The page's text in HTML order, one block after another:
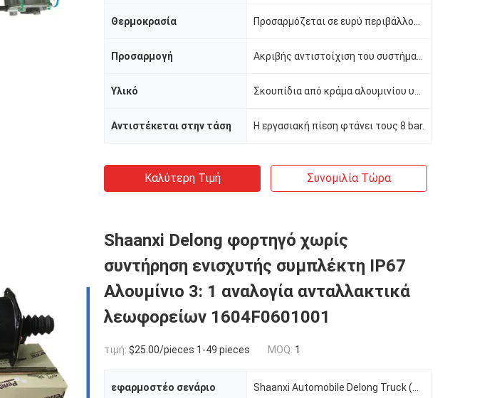
Θερμοκρασία
Προσαρμογή
Υλικό
Αντιστέκεται στην τάση Η εργασιακή πίεση φτάνει τους 8 bar.
Καλύτερη Τιμή Συνομιλία Τώρα
Shaanxi Delong φορτηγό χωρίς
συντήρηση ενισχυτής συμπλέκτη IP67
Αλουμίνιο 3: 1 αναλογία ανταλλακτικά
λεωφορείων 1604F0601001
τιμή: $25.00/pieces 1-49 pieces MOQ: 1
εφαρμοστέο σενάριο